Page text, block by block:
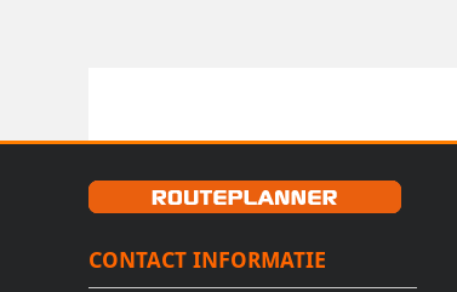
CONTACT INFORMATIE